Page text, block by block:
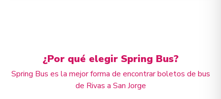
¿Por qué elegir Spring Bus?
Spring Bus es la mejor forma de encontrar boletos de bus
de Rivas a San Jorge